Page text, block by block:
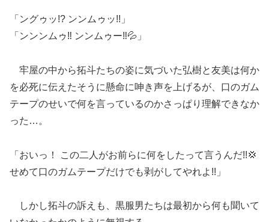
「ングゥッ!? ンンムゥッ!!」
「ンンンムゥ‼ ンンムゥー‼💦」
牢屋の中から拓斗たちの姿に気づいた弘樹と友美は何か
を必死に伝えたそうに懸命に呻き声を上げるが、口のガム
テープのせいで何を言っているのかさっぱり理解できなか
った…。
「おいっ！ この二人がお前らに何をしたって言うんだ!!💢
せめて口のガムテープだけでも剥がしてやれよ!!」
しかし拓斗の訴えも、黒服男たちは最初から何も聞いて